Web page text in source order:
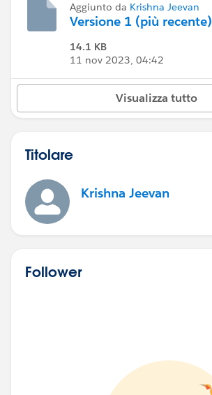
Aggiunto da Krishna Jeevan
Versione 1 (più recente)
14.1 KB
11 nov 2023, 04:42
Visualizza tutto
Titolare
Krishna Jeevan
Follower